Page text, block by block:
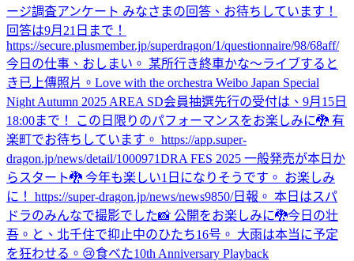
ージ調査アンケート みなさまの回答、お待ちしています！
回答は9月21日まで！
https://secure.plusmember.jp/superdragon/1/questionnaire/98/68aff/
今日の仕事、おしまい。 某所行き終車かな〜ライブすると
き已上傳照片。 Love with the orchestra Weibo Japan Special
Night Autumn 2025 AREA SD会員抽選先行の受付は、9月15日
18:00まで！ この日限りのパフォーマンスをお楽しみに🐉 有
楽町でお待ちしています。 https://app.super-
dragon.jp/news/detail/1000971DRA FES 2025 一般発売が本日か
らスタート🐉 今年も楽しい1日になりそうです。 お楽しみ
に！ https://super-dragon.jp/news/news9850/日報。 本日はスパ
ドラのみんなで撮影でした📸 公開をお楽しみに🐉今日の壮
吾。と、北千住で抑止中のひたち16号。 大雨は本当に予定
を狂わせる。😢食べた10th Anniversary Playback